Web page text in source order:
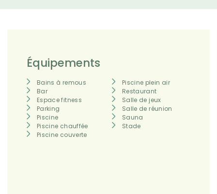
Équipements
Bains à remous
Bar
Espace fitness
Parking
Piscine
Piscine chauffée
Piscine couverte
Piscine plein air
Restaurant
Salle de jeux
Salle de réunion
Sauna
Stade